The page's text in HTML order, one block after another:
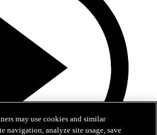
may use cookies and similar
navigation, analyze site usage, save